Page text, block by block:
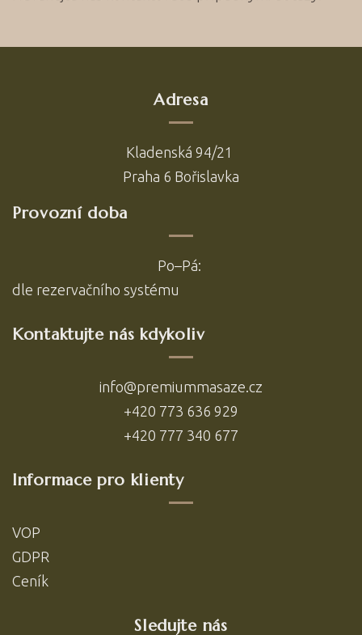
Adresa
Kladenská 94/21
Praha 6 Bořislavka
Provozní doba
Po–Pá:
dle rezervačního systému
Kontaktujte nás kdykoliv
info@premiummasaze.cz
+420 773 636 929
+420 777 340 677
Informace pro klienty
VOP
GDPR
Ceník
Sledujte nás